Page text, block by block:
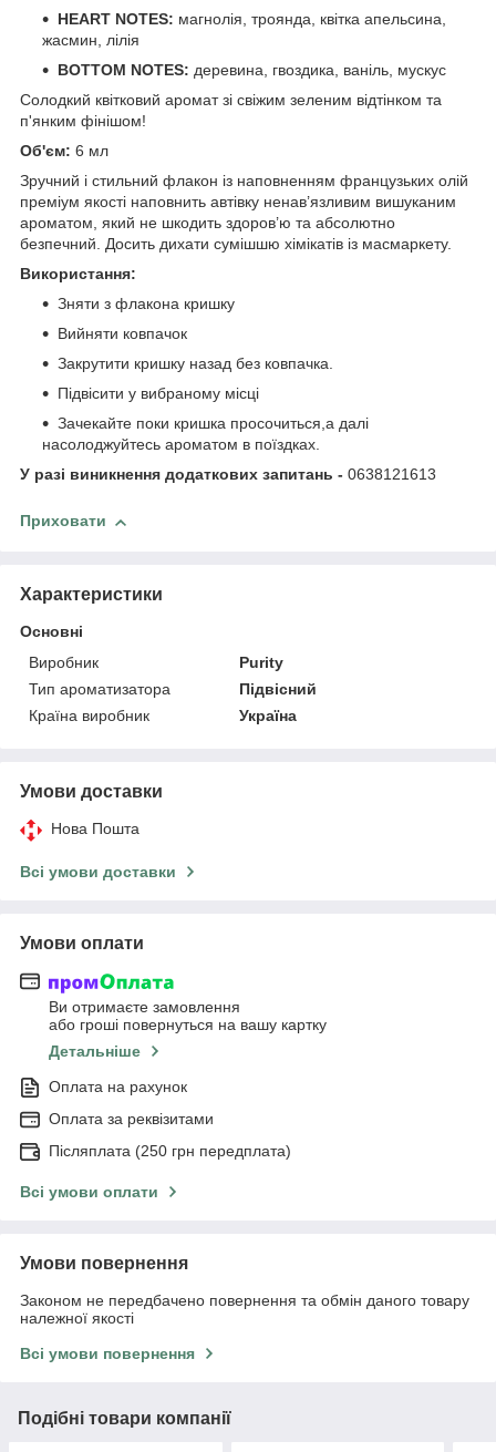
HEART NOTES: магнолія, троянда, квітка апельсина,
жасмин, лілія
BOTTOM NOTES: деревина, гвоздика, ваніль, мускус
Солодкий квітковий аромат зі свіжим зеленим відтінком та
п'янким фінішом!
Об'єм: 6 мл
Зручний і стильний флакон із наповненням французьких олій
преміум якості наповнить автівку ненав’язливим вишуканим
ароматом, який не шкодить здоров’ю та абсолютно
безпечний. Досить дихати сумішшю хімікатів із масмаркету.
Використання:
Зняти з флакона кришку
Вийняти ковпачок
Закрутити кришку назад без ковпачка.
Підвісити у вибраному місці
Зачекайте поки кришка просочиться,а далі
насолоджуйтесь ароматом в поїздках.
У разі виникнення додаткових запитань - 0638121613
Приховати
Характеристики
Основні
Виробник
Purity
Тип ароматизатора
Підвісний
Країна виробник
Україна
Умови доставки
Нова Пошта
Всі умови доставки
Умови оплати
Ви отримаєте замовлення
або гроші повернуться на вашу картку
Детальніше
Оплата на рахунок
Оплата за реквізитами
Післяплата (250 грн передплата)
Всі умови оплати
Умови повернення
Законом не передбачено повернення та обмін даного товару
належної якості
Всі умови повернення
Подібні товари компанії